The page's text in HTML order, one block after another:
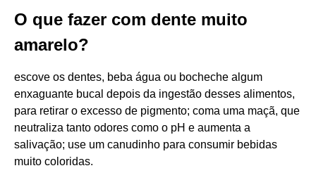
O que fazer com dente muito
amarelo?
escove os dentes, beba água ou bocheche algum
enxaguante bucal depois da ingestão desses alimentos,
para retirar o excesso de pigmento; coma uma maçã, que
neutraliza tanto odores como o pH e aumenta a
salivação; use um canudinho para consumir bebidas
muito coloridas.